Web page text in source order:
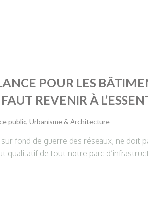
POUR LES
REVENIR À
public, Urbanisme & Architecture
fond de guerre des réseaux, ne doit
qualitatif de tout notre parc